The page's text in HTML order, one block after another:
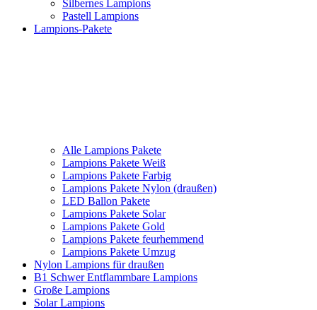
Silbernes Lampions
Pastell Lampions
Lampions-Pakete
Alle Lampions Pakete
Lampions Pakete Weiß
Lampions Pakete Farbig
Lampions Pakete Nylon (draußen)
LED Ballon Pakete
Lampions Pakete Solar
Lampions Pakete Gold
Lampions Pakete feurhemmend
Lampions Pakete Umzug
Nylon Lampions für draußen
B1 Schwer Entflammbare Lampions
Große Lampions
Solar Lampions